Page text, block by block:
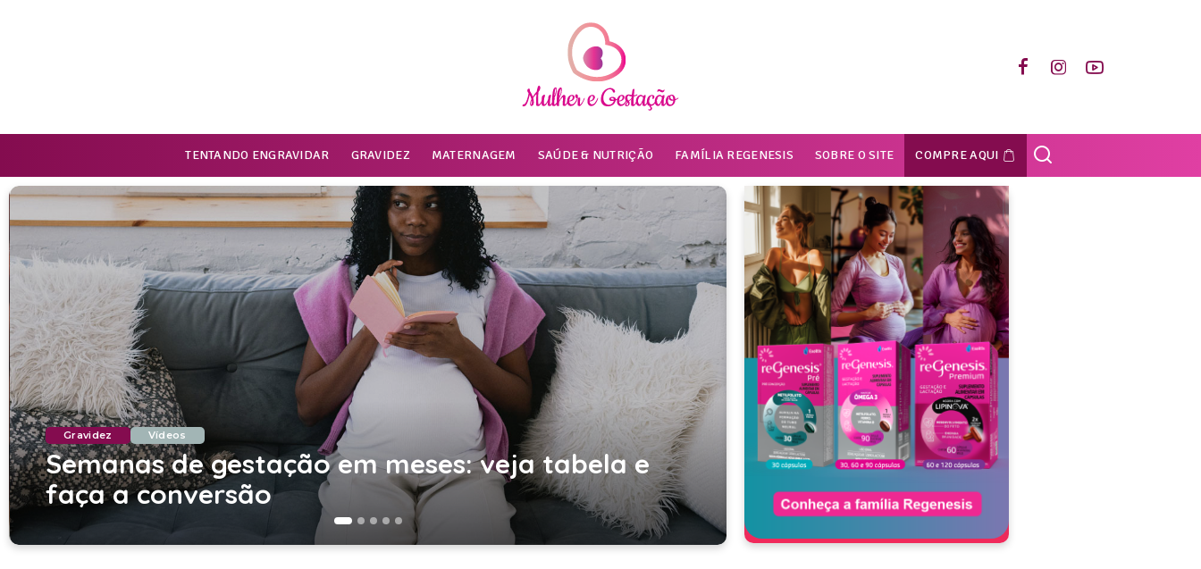
TENTANDO ENGRAVIDAR GRAVIDEZ MATERNAGEM SAÚDE & NUTRIÇÃO FAMÍLIA REGENESIS SOBRE O SITE COMPRE AQUI
Gravidez Vídeos
Semanas de gestação em meses: veja tabela e
faça a conversão
Gravidez Saúde & Nutrição
Infecção vaginal na gravidez:
de alerta